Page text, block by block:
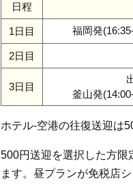
日程
1日目
福岡発
2日目
3日目
釜山発
ホテル-空港の往復送迎は
500円送迎を選択した方限
ます。昼プランが免税店